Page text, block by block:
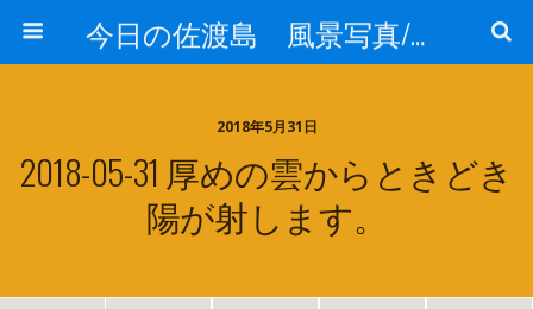
今日の佐渡島 風景写真/天気/お酒/お米/温泉
2018年5月31日
2018-05-31 厚めの雲からときどき
陽が射します。